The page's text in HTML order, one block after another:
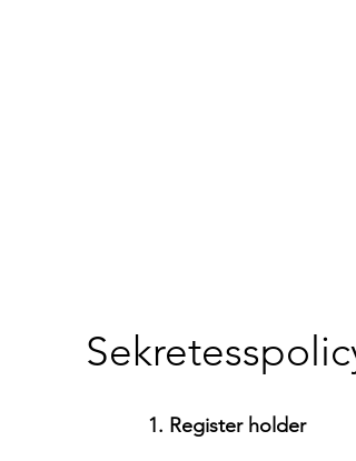
1. Register holder